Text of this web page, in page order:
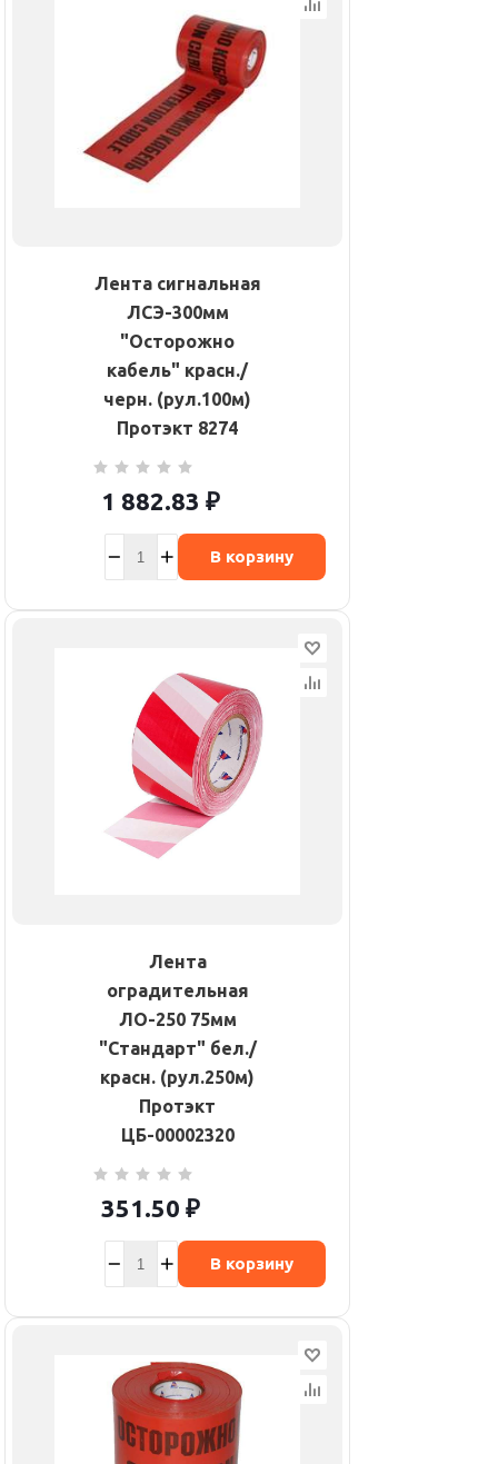
Лента сигнальная
ЛСЭ-300мм
"Осторожно
кабель" красн./
черн. (рул.100м)
Протэкт 8274
1 882.83 ₽
В корзину
Лента
оградительная
ЛО-250 75мм
"Стандарт" бел./
красн. (рул.250м)
Протэкт
ЦБ-00002320
351.50 ₽
В корзину